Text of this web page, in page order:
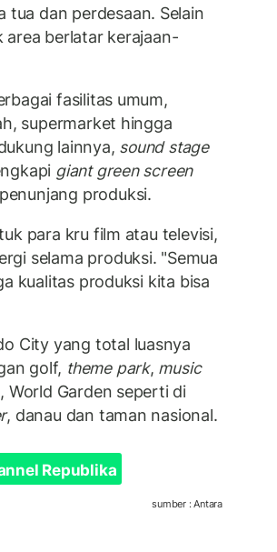
tua dan perdesaan. Selain
area berlatar kerajaan-
fasilitas umum,
supermarket hingga
lainnya, sound stage
giant green screen
produksi.
para kru film atau televisi,
selama produksi. "Semua
kualitas produksi kita bisa
City yang total luasnya
golf, theme park, music
Garden seperti di
, danau dan taman nasional.
Republika
sumber : Antara